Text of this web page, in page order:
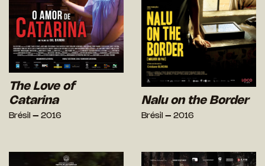
The Love of
Catarina
Brésil – 2016
Nalu on the Border
Brésil – 2016